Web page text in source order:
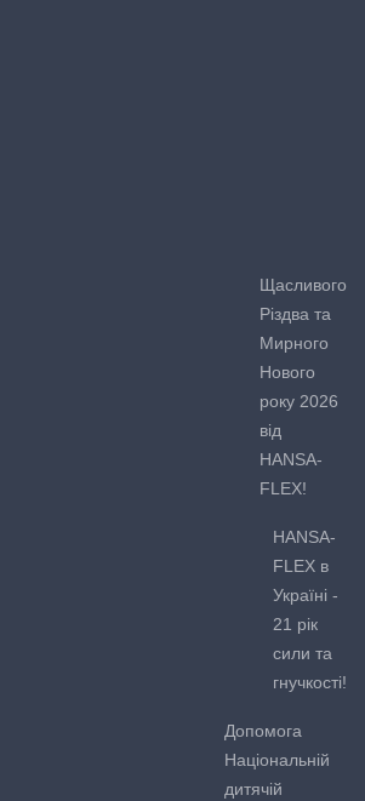
Щасливого
Різдва та
Мирного
Нового
року 2026
від
HANSA-
FLEX!
HANSA-
FLEX в
Україні -
21 рік
сили та
гнучкості!
Допомога
Національній
дитячій